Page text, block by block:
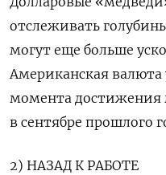
отслеживать
могут еще больше
Американская валюта
момента достижения
в сентябре прошлого
2) НАЗАД К РАБОТЕ